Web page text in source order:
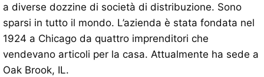
a diverse dozzine di società di distribuzione. Sono
sparsi in tutto il mondo. L’azienda è stata fondata nel
1924 a Chicago da quattro imprenditori che
vendevano articoli per la casa. Attualmente ha sede a
Oak Brook, IL.